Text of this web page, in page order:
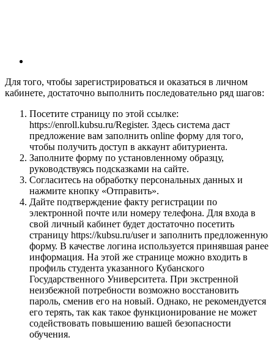
Для того, чтобы зарегистрироваться и оказаться в личном
кабинете, достаточно выполнить последовательно ряд шагов:
Посетите страницу по этой ссылке:
https://enroll.kubsu.ru/Register. Здесь система даст
предложение вам заполнить online форму для того,
чтобы получить доступ в аккаунт абитуриента.
Заполните форму по установленному образцу,
руководствуясь подсказками на сайте.
Согласитесь на обработку персональных данных и
нажмите кнопку «Отправить».
Дайте подтверждение факту регистрации по
электронной почте или номеру телефона. Для входа в
свой личный кабинет будет достаточно посетить
страницу https://kubsu.ru/user и заполнить предложенную
форму. В качестве логина используется принявшая ранее
информация. На этой же странице можно входить в
профиль студента указанного Кубанского
Государственного Университета. При экстренной
неизбежной потребности возможно восстановить
пароль, сменив его на новый. Однако, не рекомендуется
его терять, так как такое функционирование не может
содействовать повышению вашей безопасности
обучения.